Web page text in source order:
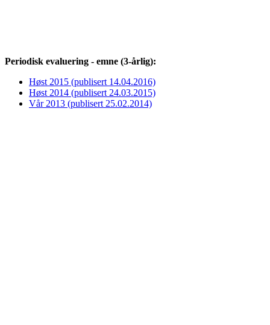
Periodisk evaluering - emne (3-årlig):
Høst 2015 (publisert 14.04.2016)
Høst 2014 (publisert 24.03.2015)
Vår 2013 (publisert 25.02.2014)